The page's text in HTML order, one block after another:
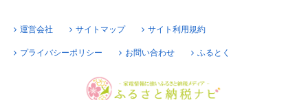
運営会社 サイトマップ サイト利用規約
プライバシーポリシー お問い合わせ ふるとく